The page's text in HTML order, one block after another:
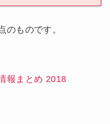
ものです。
報まとめ 2018